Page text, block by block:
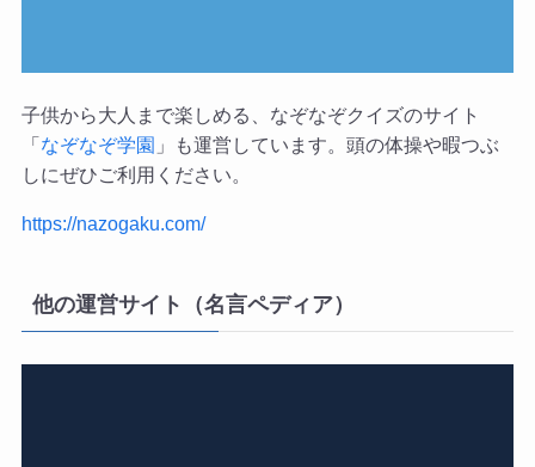
子供から大人まで楽しめる、なぞなぞクイズのサイト
「なぞなぞ学園 」も運営しています。頭の体操や暇つぶ
しにぜひご利用ください。
https://nazogaku.com/
他の運営サイト（名言ペディア）